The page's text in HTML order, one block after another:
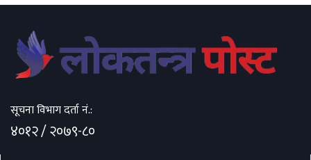
सूचना विभाग दर्ता नं.:
४०१२ / २०७९-८०